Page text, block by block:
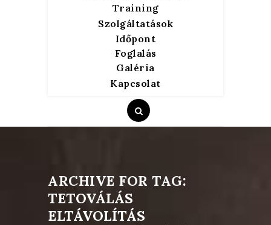
Training
Szolgáltatások
Időpont
Foglalás
Galéria
Kapcsolat
ARCHIVE FOR TAG:
TETOVÁLÁS
ELTÁVOLÍTÁS